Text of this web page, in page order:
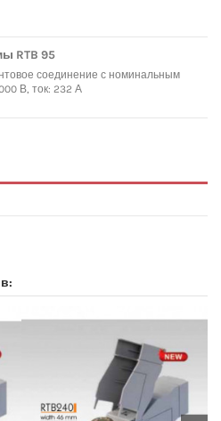
RTB 95
соединение с номинальным
В, ток: 232 А